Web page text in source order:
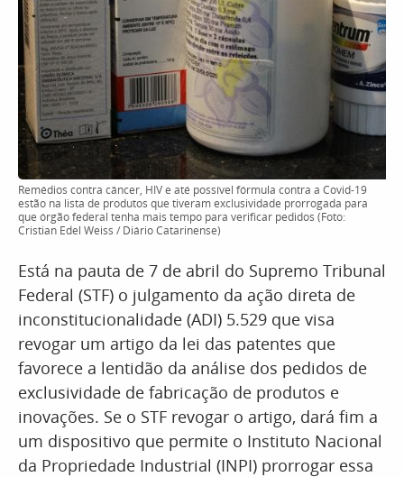
Remédios contra câncer, HIV e até possível fórmula contra a Covid-19
estão na lista de produtos que tiveram exclusividade prorrogada para
que órgão federal tenha mais tempo para verificar pedidos (Foto:
Cristian Edel Weiss / Diário Catarinense)
Está na pauta de 7 de abril do Supremo Tribunal
Federal (STF) o julgamento da ação direta de
inconstitucionalidade (ADI) 5.529 que visa
revogar um artigo da lei das patentes que
favorece a lentidão da análise dos pedidos de
exclusividade de fabricação de produtos e
inovações. Se o STF revogar o artigo, dará fim a
um dispositivo que permite o Instituto Nacional
da Propriedade Industrial (INPI) prorrogar essa